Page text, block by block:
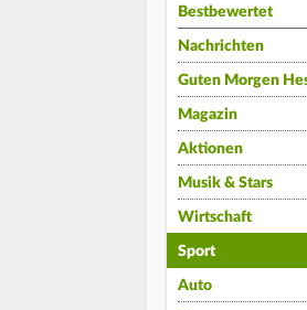
Bestbewertet
Nachrichten
Guten Morgen
Magazin
Aktionen
Musik & Stars
Wirtschaft
Sport
Auto